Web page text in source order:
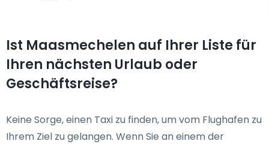
Ist Maasmechelen auf Ihrer Liste für
Ihren nächsten Urlaub oder
Geschäftsreise?
Keine Sorge, einen Taxi zu finden, um vom Flughafen zu
Ihrem Ziel zu gelangen. Wenn Sie an einem der